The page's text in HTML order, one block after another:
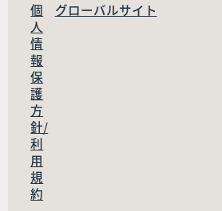
個
人
情
報
保
護
方
針/
利
用
規
約
グローバルサイト